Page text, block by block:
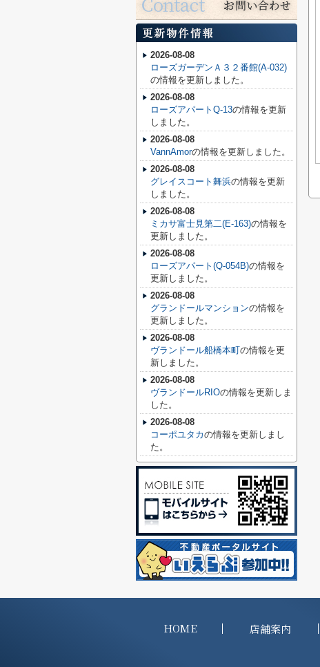
2026-08-08
ローズガーデンＡ３２番館(A-032)
の情報を更新しました。
2026-08-08
ローズアパートQ-13の情報を更新
しました。
2026-08-08
VannAmorの情報を更新しました。
2026-08-08
グレイスコート舞浜の情報を更新
しました。
2026-08-08
ミカサ富士見第二(E-163)の情報を
更新しました。
2026-08-08
ローズアパート(Q-054B)の情報を
更新しました。
2026-08-08
グランドールマンションの情報を
更新しました。
2026-08-08
ヴランドール船橋本町の情報を更
新しました。
2026-08-08
ヴランドールRIOの情報を更新しま
した。
2026-08-08
コーポユタカの情報を更新しまし
た。
HOME 店舗案内